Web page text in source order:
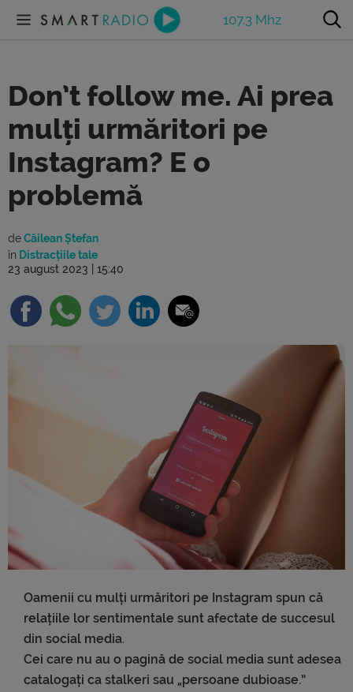
107.3 Mhz
Don’t follow me. Ai prea
mulți urmăritori pe
Instagram? E o
problemă
deCăilean Ștefan
în Distracțiile tale
23 august 2023 | 15:40
Oamenii cu mulți urmăritori pe Instagram spun că
relațiile lor sentimentale sunt afectate de succesul
din social media.
Cei care nu au o pagină de social media sunt adesea
catalogați ca stalkeri sau „persoane dubioase.”